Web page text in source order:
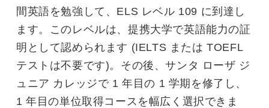
間英語を勉強して、ELS レベル 109 に到達し
ます。このレベルは、提携大学で英語能力の証
明として認められます (IELTS または TOEFL
テストは不要です)。その後、サンタ ローザ ジ
ュニア カレッジで 1 年目の 1 学期を修了し、
1 年目の単位取得コースを幅広く選択できま